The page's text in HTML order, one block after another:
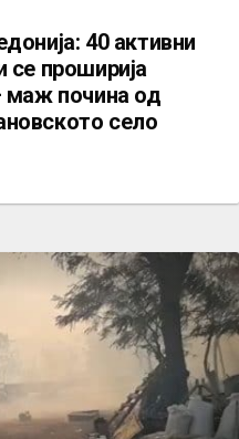
40 активни
се проширија
маж почина од
село